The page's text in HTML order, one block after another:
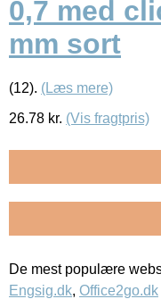
0,7 med
mm sort
(12). (Læs mere)
26.78 kr. (Vis fragtpris)
De mest populære
Engsig.dk, Office2go.dk